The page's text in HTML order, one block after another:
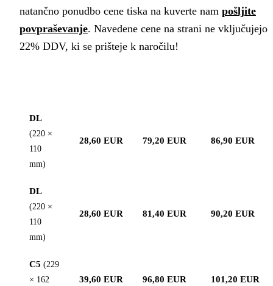
natančno ponudbo cene tiska na kuverte nam pošljite
povpraševanje. Navedene cene na strani ne vključujejo
22% DDV, ki se prišteje k naročilu!
DL
(220 ×
110
mm)
28,60 EUR 79,20 EUR 86,90 EUR
DL
(220 ×
110
mm)
28,60 EUR 81,40 EUR 90,20 EUR
C5 (229
× 162
39,60 EUR 96,80 EUR 101,20 EUR